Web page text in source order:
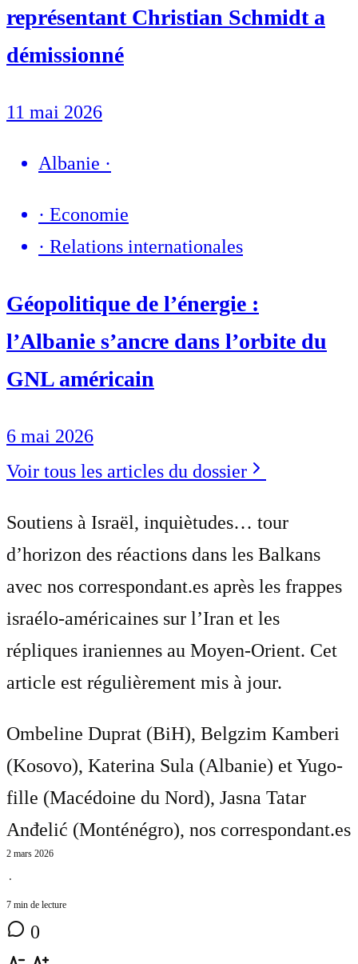
représentant Christian Schmidt a
démissionné
11 mai 2026
Albanie ·
· Economie
· Relations internationales
Géopolitique de l’énergie :
l’Albanie s’ancre dans l’orbite du
GNL américain
6 mai 2026
Voir tous les articles du dossier
Soutiens à Israël, inquiètudes… tour
d’horizon des réactions dans les Balkans
avec nos correspondant.es après les frappes
israélo-américaines sur l’Iran et les
répliques iraniennes au Moyen-Orient. Cet
article est régulièrement mis à jour.
Ombeline Duprat (BiH), Belgzim Kamberi
(Kosovo), Katerina Sula (Albanie) et Yugo-
fille (Macédoine du Nord), Jasna Tatar
Anđelić (Monténégro), nos correspondant.es
2 mars 2026
⋅
7 min de lecture
0